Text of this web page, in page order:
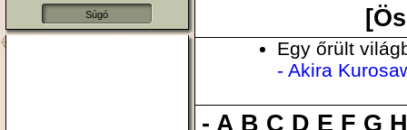
Súgó
Egy őrült
- Akira
- A B C D E F G